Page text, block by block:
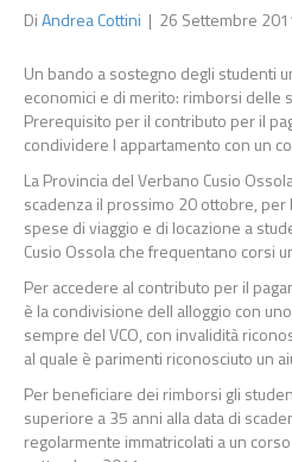
DiAndrea Cottini | 26 Settembre
Un bando a sostegno degli studenti
economici e di merito: rimborsi delle
Prerequisito per il contributo per il
condividere l appartamento con un
La Provincia del Verbano Cusio
scadenza il prossimo 20 ottobre,
spese di viaggio e di locazione a
Cusio Ossola che frequentano corsi
Per accedere al contributo per il
è la condivisione dell alloggio con
sempre del VCO, con invalidità
al quale è parimenti riconosciuto un
Per beneficiare dei rimborsi gli
superiore a 35 anni alla data di
regolarmente immatricolati a un